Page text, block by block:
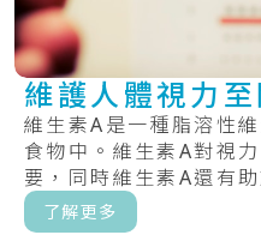
維護人體視力
維生素A是一種脂溶性
食物中。維生素A對視
要，同時維生素A還有
器官正.....
了解更多